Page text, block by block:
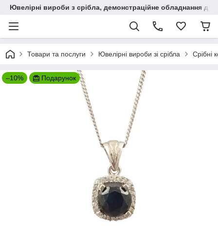
Ювелірні вироби з срібла, демонстраційне обладнання
Товари та послуги Ювелірні вироби зі срібла Срібні
–10% Подарунок